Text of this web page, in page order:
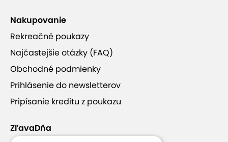
Nakupovanie
Rekreačné poukazy
Najčastejšie otázky (FAQ)
Obchodné podmienky
Prihlásenie do newsletterov
Pripísanie kreditu z poukazu
ZľavaDňa